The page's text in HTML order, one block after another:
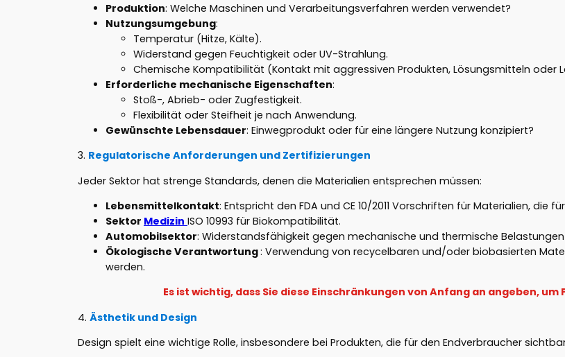
Produktion: Welche Maschinen und Verarbeitungsverfahren werden verwendet?
Nutzungsumgebung:
Temperatur (Hitze, Kälte).
Widerstand gegen Feuchtigkeit oder UV-Strahlung.
Chemische Kompatibilität (Kontakt mit aggressiven Produkten, Lösungsmitteln oder
Erforderliche mechanische Eigenschaften:
Stoß-, Abrieb- oder Zugfestigkeit.
Flexibilität oder Steifheit je nach Anwendung.
Gewünschte Lebensdauer: Einwegprodukt oder für eine längere Nutzung konzipiert?
3. Regulatorische Anforderungen und Zertifizierungen
Jeder Sektor hat strenge Standards, denen die Materialien entsprechen müssen:
Lebensmittelkontakt: Entspricht den FDA und CE 10/2011 Vorschriften für Materialien, die
Sektor Medizin ISO 10993 für Biokompatibilität.
Automobilsektor: Widerstandsfähigkeit gegen mechanische und thermische
Ökologische Verantwortung: Verwendung von recycelbaren und/oder biobasierten
werden.
Es ist wichtig, dass Sie diese Einschränkungen von Anfang an angeben,
4. Ästhetik und Design
Design spielt eine wichtige Rolle, insbesondere bei Produkten, die für den Endverbraucher